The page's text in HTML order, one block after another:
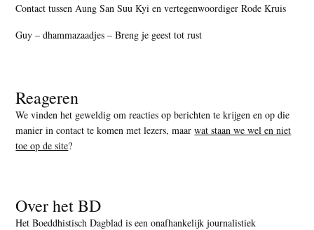
Contact tussen Aung San Suu Kyi en vertegenwoordiger Rode Kruis
Guy – dhammazaadjes – Breng je geest tot rust
Reageren
We vinden het geweldig om reacties op berichten te krijgen en op die
manier in contact te komen met lezers, maarwat staan we wel en niet
toe op de site?
Over het BD
Het Boeddhistisch Dagblad is een onafhankelijk journalistiek